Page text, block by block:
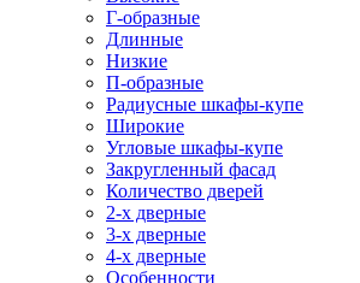
Г-образные
Длинные
Низкие
П-образные
Радиусные шкафы-купе
Широкие
Угловые шкафы-купе
Закругленный фасад
Количество дверей
2-х дверные
3-х дверные
4-х дверные
Особенности